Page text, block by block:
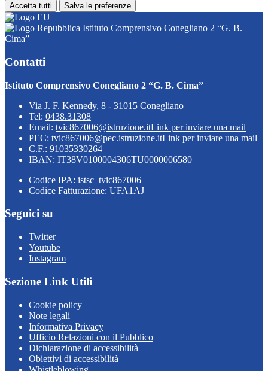
Accetta tutti Salva le preferenze
Istituto Comprensivo Conegliano 2 “G. B.
Cima”
Contatti
Istituto Comprensivo Conegliano 2 “G. B. Cima”
Via J. F. Kennedy, 8 - 31015 Conegliano
Tel: 0438.31308
Email: tvic867006@istruzione.itLink per inviare una mail
PEC: tvic867006@pec.istruzione.itLink per inviare una mail
C.F.: 91035330264
IBAN: IT38V0100004306TU0000006580
Codice IPA: istsc_tvic867006
Codice Fatturazione: UFA1AJ
Seguici su
Twitter
Youtube
Instagram
Sezione Link Utili
Cookie policy
Note legali
Informativa Privacy
Ufficio Relazioni con il Pubblico
Dichiarazione di accessibilità
Obiettivi di accessibilità